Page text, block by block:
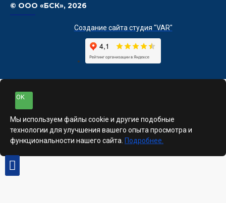
© ООО «БСК», 2026
Создание сайта студия "VAR"
OK
Мы используем файлы cookie и другие подобные
технологии для улучшения вашего опыта просмотра и
функциональности нашего сайта. Подробнее.